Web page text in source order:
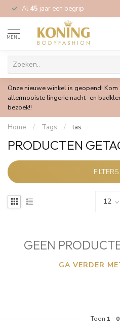
Al 45 jaar een begrip
MENU
Onze nieuwe winkel is geopend!
allermooiste lingerie nacht- en
bezoek!!
Home / Tags / tas
PRODUCTEN
FILTERS
GEEN
GA VERDER
Toon 1 - 0